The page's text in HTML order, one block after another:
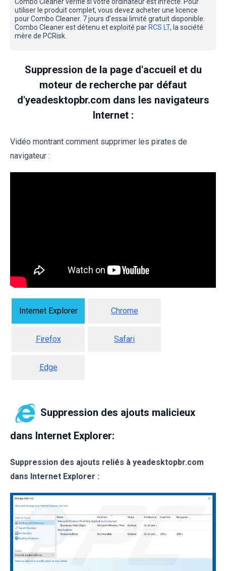
utiliser le produit complet, vous devez acheter une licence
pour Combo Cleaner. 7 jours d’essai limité gratuit disponible.
Combo Cleaner est détenu et exploité parRCS LT, la société
mère de PCRisk.
Suppression de la page d'accueil et du
moteur de recherche par défaut
d'yeadesktopbr.com dans les navigateurs
Internet :
Vidéo montrant comment supprimer les pirates de
navigateur :
Internet Explorer Chrome
Firefox Safari
Edge
Suppression des ajouts malicieux
dans Internet Explorer:
Suppression des ajouts reliés à yeadesktopbr.com
dans Internet Explorer :